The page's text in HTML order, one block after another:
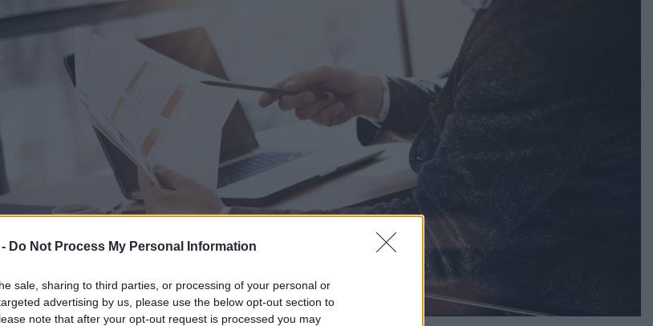
Do Not Process My Personal Information
sale, sharing to third parties, or processing of your personal or
advertising by us, please use the below opt-out section to
note that after your opt-out request is processed you may